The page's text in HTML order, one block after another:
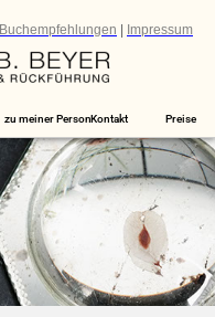
Buchempfehlungen Impressum
zu meiner PersonKontakt Preise